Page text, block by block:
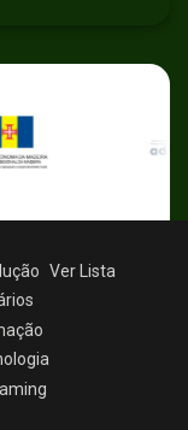
Ver Lista